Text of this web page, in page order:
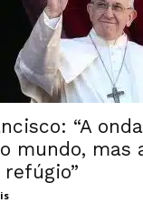
“A
mundo, mas